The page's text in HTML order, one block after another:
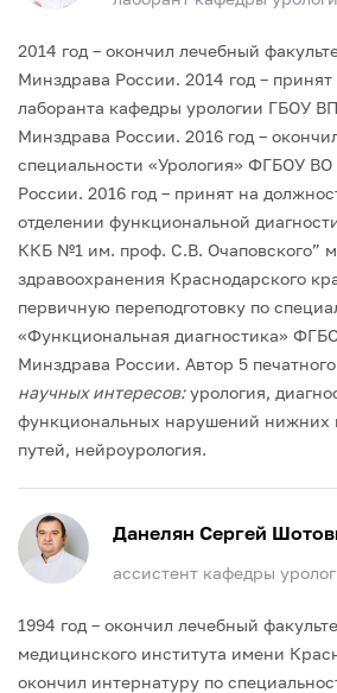
2014 год – окончил лечебный
Минздрава России. 2014 год –
лаборанта кафедры урологии ГБОУ
Минздрава России. 2016 год –
специальности «Урология» ФГБОУ
России. 2016 год – принят на
отделении функциональной
ККБ №1 им. проф. С.В. Очаповского”
здравоохранения Краснодарского
первичную переподготовку по
«Функциональная диагностика»
Минздрава России. Автор 5
научных интересов:урология,
функциональных нарушений нижних
путей, нейроурология.
Данелян Сергей
ассистент кафедры
1994 год – окончил лечебный
медицинского института имени
окончил интернатуру по